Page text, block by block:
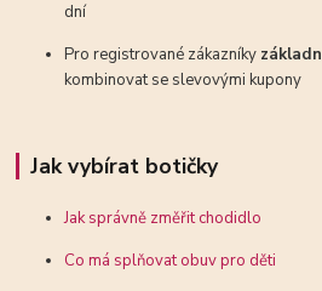
dní
Pro registrované zákazníky
kombinovat se slevovými kupony
Jak vybírat botičky
Jak správně změřit chodidlo
Co má splňovat obuv pro děti